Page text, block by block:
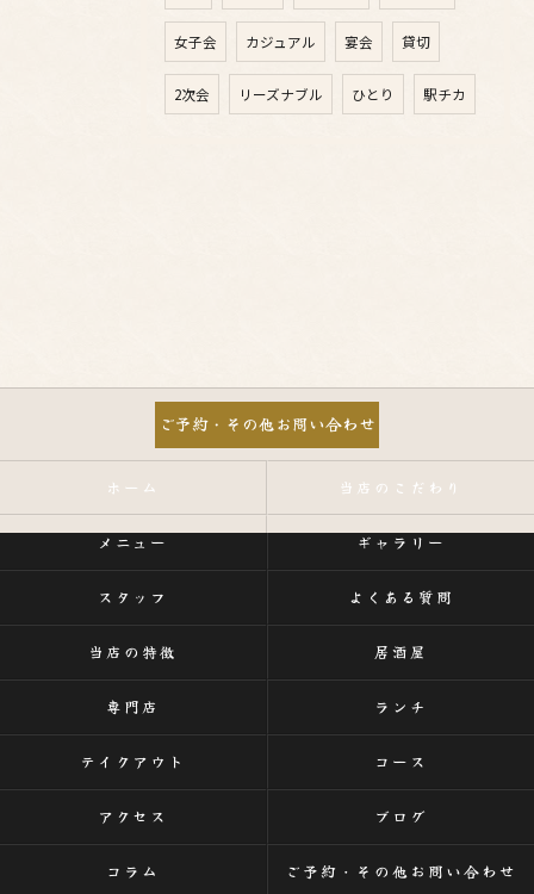
女子会 カジュアル 宴会 貸切
2次会 リーズナブル ひとり 駅チカ
ご予約・その他お問い合わせ
ホーム 当店のこだわり
メニュー ギャラリー
スタッフ よくある質問
当店の特徴 居酒屋
専門店 ランチ
テイクアウト コース
アクセス ブログ
コラム ご予約・その他お問い合わせ